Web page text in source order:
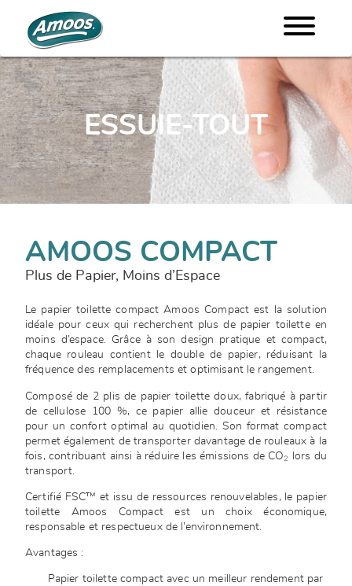
ESSUIE-TOUT
AMOOS COMPACT
Plus de Papier, Moins d’Espace
Le papier toilette compact Amoos Compact est la solution
idéale pour ceux qui recherchent plus de papier toilette en
moins d’espace. Grâce à son design pratique et compact,
chaque rouleau contient le double de papier, réduisant la
fréquence des remplacements et optimisant le rangement.
Composé de 2 plis de papier toilette doux, fabriqué à partir
de cellulose 100 %, ce papier allie douceur et résistance
pour un confort optimal au quotidien. Son format compact
permet également de transporter davantage de rouleaux à la
fois, contribuant ainsi à réduire les émissions de CO₂ lors du
transport.
Certifié FSC™ et issu de ressources renouvelables, le papier
toilette Amoos Compact est un choix économique,
responsable et respectueux de l’environnement.
Avantages :
Papier toilette compact avec un meilleur rendement par